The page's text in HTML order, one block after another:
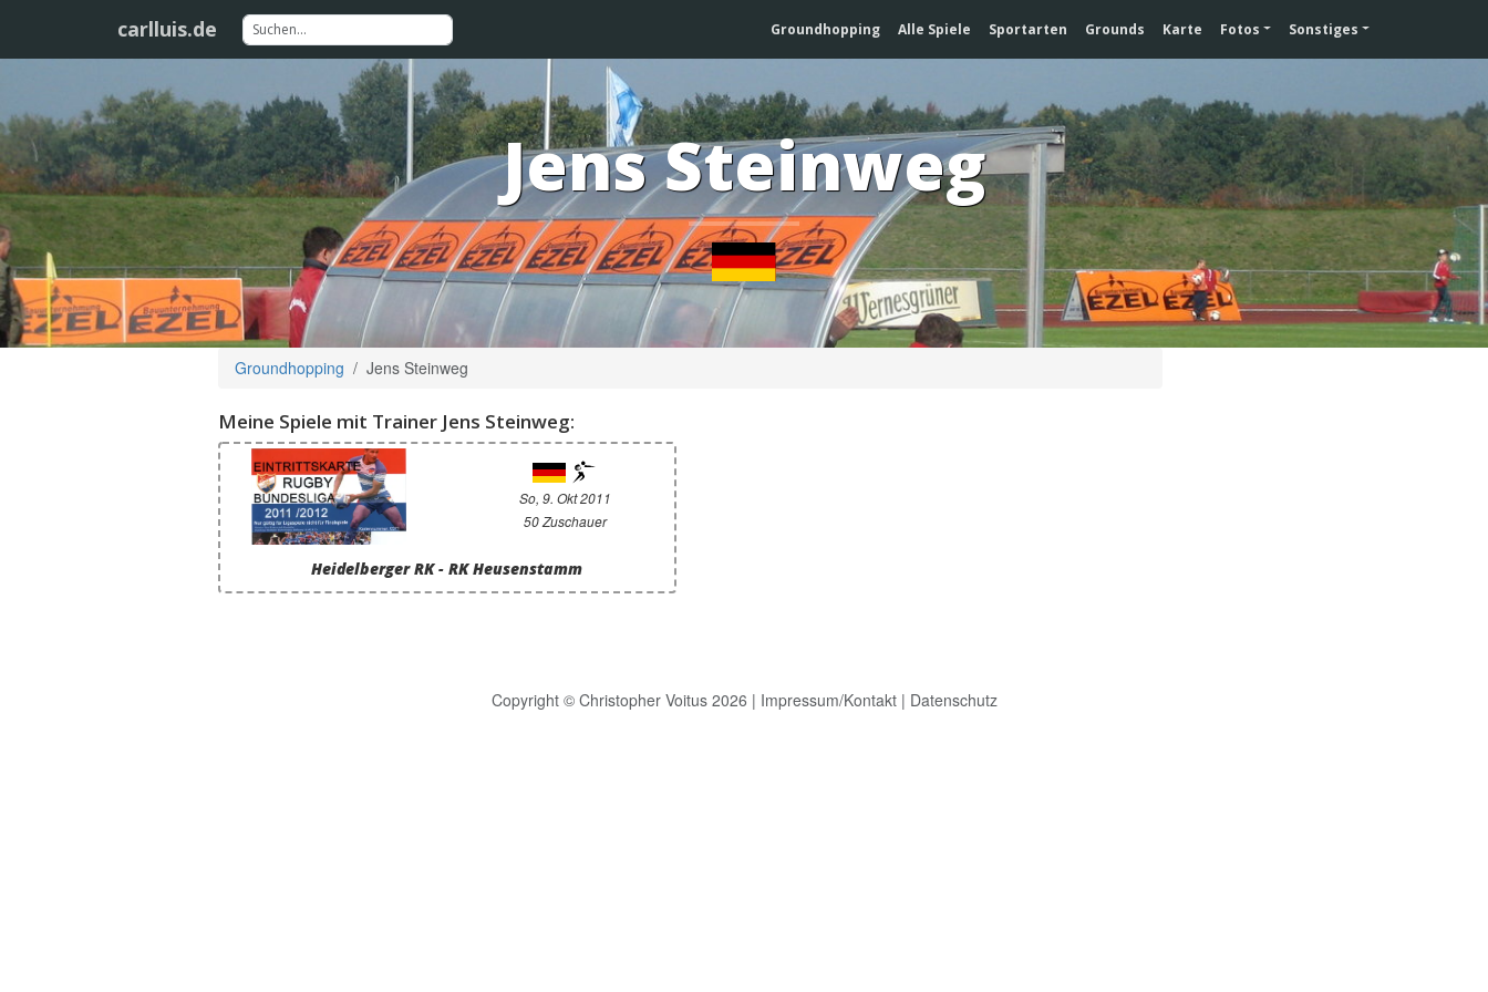
carlluis.de Groundhopping Alle Spiele Sportarten Grounds Karte Fotos Sonstiges
Jens Steinweg
Groundhopping Jens Steinweg
Meine Spiele mit Trainer Jens Steinweg:
So, 9. Okt 2011
50 Zuschauer
Heidelberger RK - RK Heusenstamm
Copyright © Christopher Voitus 2026 | Impressum/Kontakt| Datenschutz